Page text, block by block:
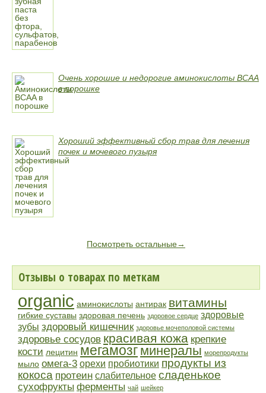
Очень хорошие и недорогие аминокислоты BCAA
в порошке
Хороший эффективный сбор трав для лечения
почек и мочевого пузыря
Посмотреть остальные→
Отзывы о товарах по меткам
organic аминокислоты антирак витамины
гибкие суставы здоровая печень здоровое сердце здоровые
зубы здоровый кишечник здоровье мочеполовой системы
здоровье сосудов красивая кожа крепкие
кости лецитин мегамозг минералы морепродукты
мыло омега-3 орехи пробиотики продукты из
кокоса протеин слабительное сладенькое
сухофрукты ферменты чай шейкер